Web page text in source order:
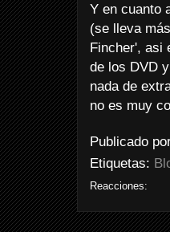
Y en cuanto
(se lleva
Fincher', asi
de los DVD
nada de
no es muy
Publicado
Etiquetas:
Reacciones: